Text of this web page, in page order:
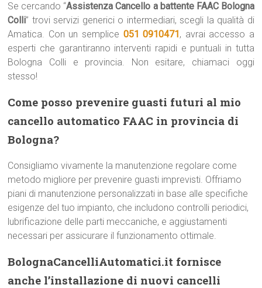
Se cercando “Assistenza Cancello a battente FAAC Bologna
Colli” trovi servizi generici o intermediari, scegli la qualità di
Amatica. Con un semplice 051 0910471, avrai accesso a
esperti che garantiranno interventi rapidi e puntuali in tutta
Bologna Colli e provincia. Non esitare, chiamaci oggi
stesso!
Come posso prevenire guasti futuri al mio
cancello automatico FAAC in provincia di
Bologna?
Consigliamo vivamente la manutenzione regolare come
metodo migliore per prevenire guasti imprevisti. Offriamo
piani di manutenzione personalizzati in base alle specifiche
esigenze del tuo impianto, che includono controlli periodici,
lubrificazione delle parti meccaniche, e aggiustamenti
necessari per assicurare il funzionamento ottimale.
BolognaCancelliAutomatici.it fornisce
anche l’installazione di nuovi cancelli